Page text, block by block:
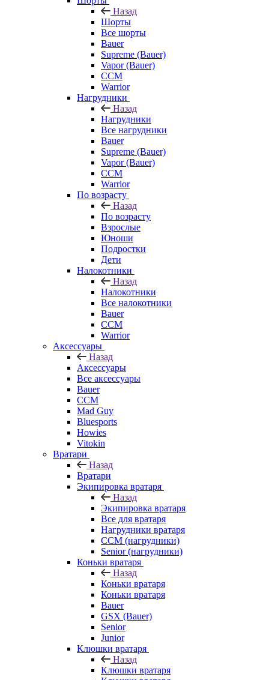
Назад
Шорты
Все шорты
Bauer
Supreme (Bauer)
Vapor (Bauer)
CCM
Warrior
Нагрудники
Назад
Нагрудники
Все нагрудники
Bauer
Supreme (Bauer)
Vapor (Bauer)
CCM
Warrior
По возрасту
Назад
По возрасту
Взрослые
Юноши
Подростки
Дети
Налокотники
Назад
Налокотники
Все налокотники
Bauer
CCM
Warrior
Аксессуары
Назад
Аксессуары
Все аксессуары
Bauer
CCM
Mad Guy
Bluesports
Howies
Vitokin
Вратари
Назад
Вратари
Экипировка вратаря
Назад
Экипировка вратаря
Все для вратаря
Нагрудники вратаря
CCM (нагрудники)
Senior (нагрудники)
Коньки вратаря
Назад
Коньки вратаря
Коньки вратаря
Bauer
GSX (Bauer)
Senior
Junior
Клюшки вратаря
Назад
Клюшки вратаря